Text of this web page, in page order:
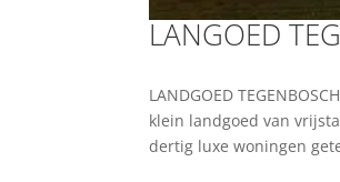
LANGOED
LANDGOED
klein landgoed van
dertig luxe woningen